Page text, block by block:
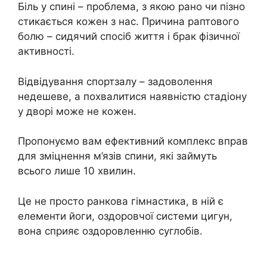
Біль у спині – проблема, з якою рано чи пізно
стикається кожен з нас. Причина раптового
болю – сидячий спосіб життя і брак фізичної
активності.
Відвідування спортзалу – задоволення
недешеве, а похвалитися наявністю стадіону
у дворі може не кожен.
Пропонуємо вам ефективний комплекс вправ
для зміцнення м’язів спини, які займуть
всього лише 10 хвилин.
Це не просто ранкова гімнастика, в ній є
елементи йоги, оздоровчої системи цигун,
вона сприяє оздоровленню суглобів.